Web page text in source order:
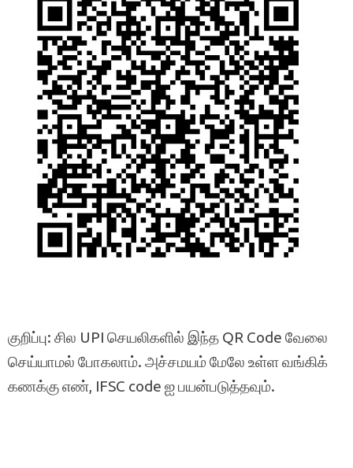
குறிப்பு: சில UPI செயலிகளில் இந்த QR Code வேலை
செய்யாமல் போகலாம். அச்சமயம் மேலே உள்ள வங்கிக்
கணக்கு எண், IFSC code ஐ பயன்படுத்தவும்.